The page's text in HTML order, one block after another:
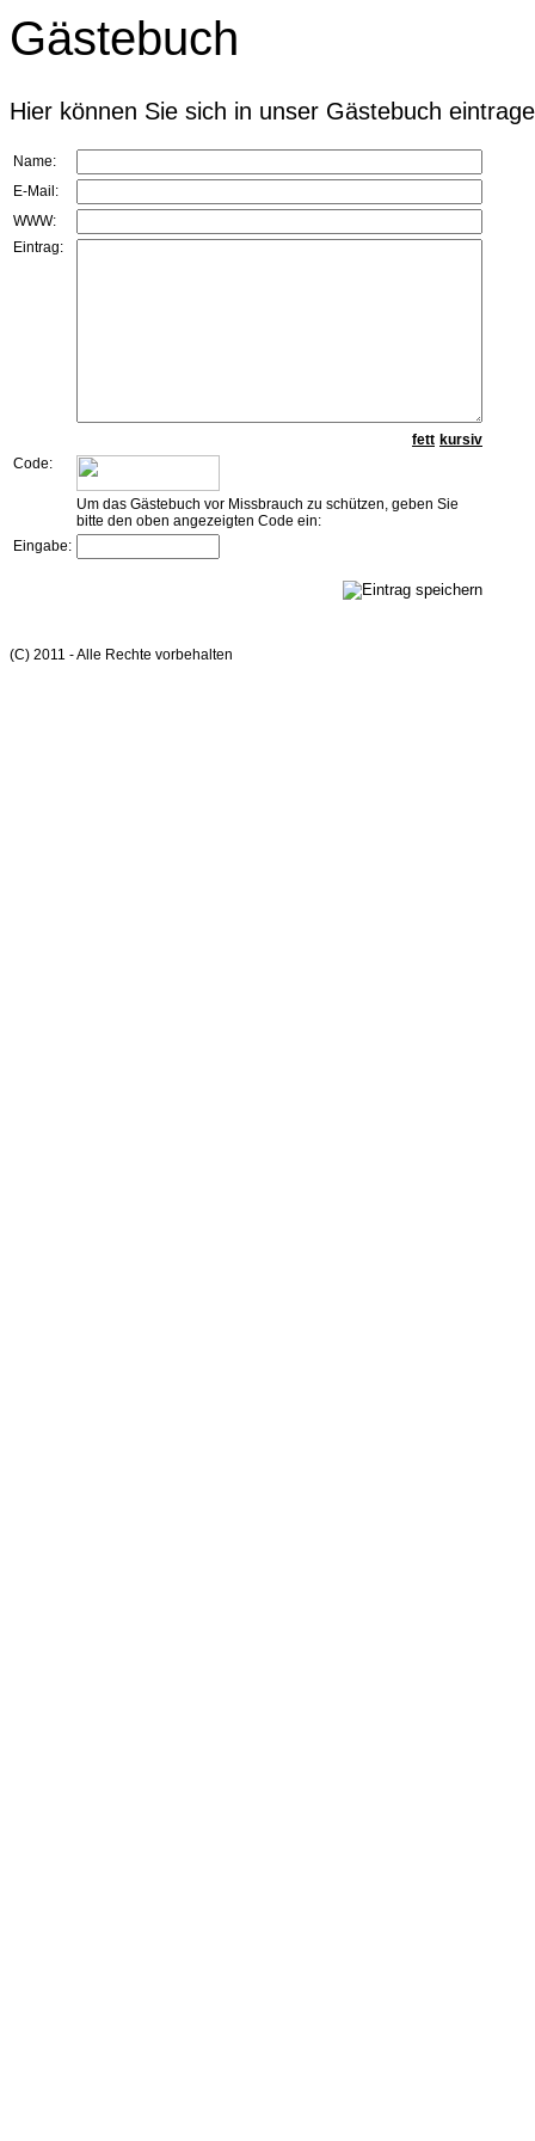
Gästebuch
Hier können Sie sich in unser Gästebuch
Name:
E-Mail:
WWW:
Eintrag:
fett kursiv
Code:
Um das Gästebuch vor Missbrauch zu schützen, geben Sie
bitte den oben angezeigten Code ein:
Eingabe:
(C) 2011 - Alle Rechte vorbehalten